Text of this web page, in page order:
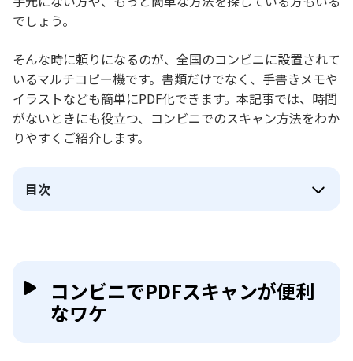
でしょう。
そんな時に頼りになるのが、全国のコンビニに設置されて
いるマルチコピー機です。書類だけでなく、手書きメモや
イラストなども簡単にPDF化できます。本記事では、時間
がないときにも役立つ、コンビニでのスキャン方法をわか
りやすくご紹介します。
目次
コンビニでPDFスキャンが便利
なワケ